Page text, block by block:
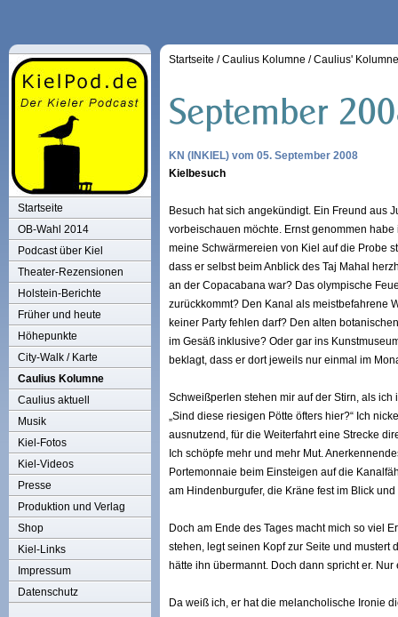
Startseite
OB-Wahl 2014
Podcast über Kiel
Theater-Rezensionen
Holstein-Berichte
Früher und heute
Höhepunkte
City-Walk / Karte
Caulius Kolumne
Caulius aktuell
Musik
Kiel-Fotos
Kiel-Videos
Presse
Produktion und Verlag
Shop
Kiel-Links
Impressum
Datenschutz
Startseite /Caulius Kolumne /Caulius'
KN (INKIEL) vom 05. September 2008
Kielbesuch
Besuch hat sich angekündigt. Ein Freund aus
vorbeischauen möchte. Ernst genommen
meine Schwärmereien von Kiel auf die Probe
dass er selbst beim Anblick des Taj Mahal
an der Copacabana war? Das olympische
zurückkommt? Den Kanal als meistbefahrene
keiner Party fehlen darf? Den alten
im Gesäß inklusive? Oder gar ins
beklagt, dass er dort jeweils nur einmal im
Schweißperlen stehen mir auf der Stirn, als
„Sind diese riesigen Pötte öfters hier?“ Ich
ausnutzend, für die Weiterfahrt eine Strecke
Ich schöpfe mehr und mehr Mut.
Portemonnaie beim Einsteigen auf die
am Hindenburgufer, die Kräne fest im Blick
Doch am Ende des Tages macht mich so viel
stehen, legt seinen Kopf zur Seite und
hätte ihn übermannt. Doch dann spricht er. Nur
Da weiß ich, er hat die melancholische Ironie